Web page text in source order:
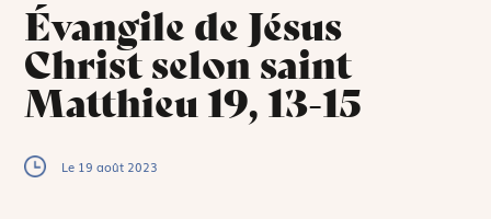
Évangile de Jésus
Christ selon saint
Matthieu 19, 13-15
Le 19 août 2023